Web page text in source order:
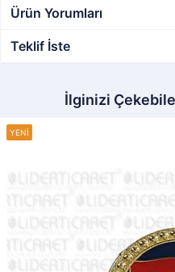
Ürün Yorumları
Teklif İste
İlginizi